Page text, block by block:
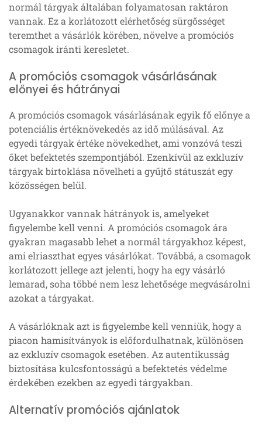
normál tárgyak általában folyamatosan raktáron
vannak. Ez a korlátozott elérhetőség sürgősséget
teremthet a vásárlók körében, növelve a promóciós
csomagok iránti keresletet.
A promóciós csomagok vásárlásának
előnyei és hátrányai
A promóciós csomagok vásárlásának egyik fő előnye a
potenciális értéknövekedés az idő múlásával. Az
egyedi tárgyak értéke növekedhet, ami vonzóvá teszi
őket befektetés szempontjából. Ezenkívül az exkluzív
tárgyak birtoklása növelheti a gyűjtő státuszát egy
közösségen belül.
Ugyanakkor vannak hátrányok is, amelyeket
figyelembe kell venni. A promóciós csomagok ára
gyakran magasabb lehet a normál tárgyakhoz képest,
ami elriaszthat egyes vásárlókat. Továbbá, a csomagok
korlátozott jellege azt jelenti, hogy ha egy vásárló
lemarad, soha többé nem lesz lehetősége megvásárolni
azokat a tárgyakat.
A vásárlóknak azt is figyelembe kell venniük, hogy a
piacon hamisítványok is előfordulhatnak, különösen
az exkluzív csomagok esetében. Az autentikusság
biztosítása kulcsfontosságú a befektetés védelme
érdekében ezekben az egyedi tárgyakban.
Alternatív promóciós ajánlatok